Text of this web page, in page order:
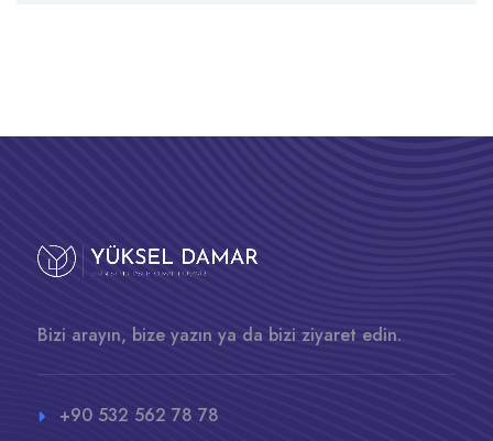
Bizi arayın, bize yazın ya da bizi ziyaret edin.
+90 532 562 78 78